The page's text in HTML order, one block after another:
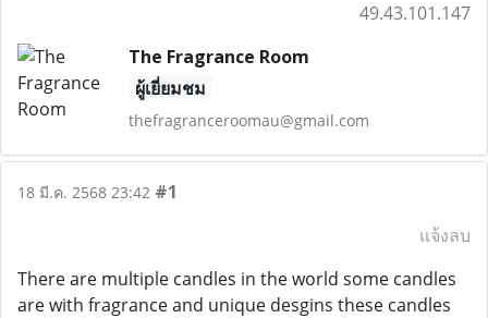
49.43.101.147
The Fragrance Room
ผู้เยี่ยมชม
thefragranceroomau@gmail.com
18 มี.ค. 2568 23:42 #1
แจ้งลบ
There are multiple candles in the world some candles
are with fragrance and unique desgins these candles